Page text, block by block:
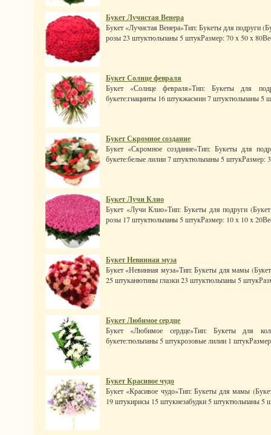
Букет Лучистая Венера
Букет «Лучистая Венера»Тип: Букеты для подруги
розы 23 штуктюльпаны 5 штукРазмер: 70 x 50 x
Букет Солнце февраля
Букет «Солнце февраля»Тип: Букеты для
букете:гиацинты 16 штукжасмин 7 штуктюльпаны 5
Букет Скромное создание
Букет «Скромное создание»Тип: Букеты для
букете:белые лилии 7 штуктюльпаны 5 штукРазмер:
Букет Лучи Клио
Букет «Лучи Клио»Тип: Букеты для подруги
розы 17 штуктюльпаны 5 штукРазмер: 10 x 10 x
Букет Невинная муза
Букет «Невинная муза»Тип: Букеты для мамы
25 штуканютины глазки 23 штуктюльпаны 5
Букет Любимое сердце
Букет «Любимое сердце»Тип: Букеты для
букете:тюльпаны 5 штукрозовые лилии 1
Букет Красивое чудо
Букет «Красивое чудо»Тип: Букеты для мамы
19 штукирисы 15 штукнезабудки 5 штуктюльпаны 5